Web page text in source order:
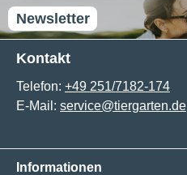
Newsletter
Kontakt
Telefon: +49 251/7182-174
E-Mail: service@tiergarten.de
Informationen